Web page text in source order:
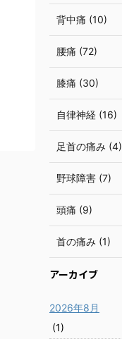
背中痛 (10)
腰痛 (72)
膝痛 (30)
自律神経 (16)
足首の痛み (4)
野球障害 (7)
頭痛 (9)
首の痛み (1)
アーカイブ
2026年8月
(1)